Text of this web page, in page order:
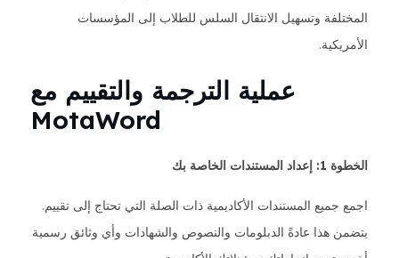
المختلفة وتسهيل الانتقال السلس للطلاب إلى المؤسسات
الأمريكية.
عملية الترجمة والتقييم مع
MotaWord
الخطوة 1: إعداد المستندات الخاصة بك
اجمع جميع المستندات الأكاديمية ذات الصلة التي تحتاج إلى تقييم.
يتضمن هذا عادةً الدبلومات والنصوص والشهادات وأي وثائق رسمية